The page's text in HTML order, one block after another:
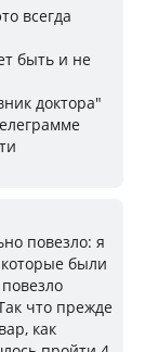
всегда
быть и не
доктора"
повезло: я
были
что прежде
как